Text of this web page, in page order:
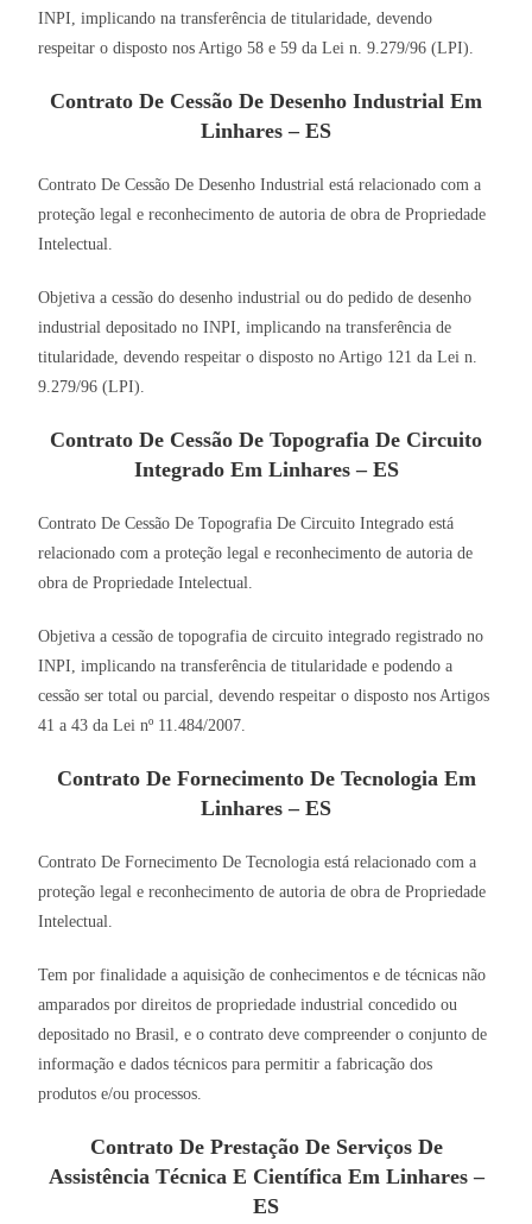
INPI, implicando na transferência de titularidade, devendo
respeitar o disposto nos Artigo 58 e 59 da Lei n. 9.279/96 (LPI).
Contrato De Cessão De Desenho Industrial Em
Linhares – ES
Contrato De Cessão De Desenho Industrial está relacionado com a
proteção legal e reconhecimento de autoria de obra de Propriedade
Intelectual.
Objetiva a cessão do desenho industrial ou do pedido de desenho
industrial depositado no INPI, implicando na transferência de
titularidade, devendo respeitar o disposto no Artigo 121 da Lei n.
9.279/96 (LPI).
Contrato De Cessão De Topografia De Circuito
Integrado Em Linhares – ES
Contrato De Cessão De Topografia De Circuito Integrado está
relacionado com a proteção legal e reconhecimento de autoria de
obra de Propriedade Intelectual.
Objetiva a cessão de topografia de circuito integrado registrado no
INPI, implicando na transferência de titularidade e podendo a
cessão ser total ou parcial, devendo respeitar o disposto nos Artigos
41 a 43 da Lei nº 11.484/2007.
Contrato De Fornecimento De Tecnologia Em
Linhares – ES
Contrato De Fornecimento De Tecnologia está relacionado com a
proteção legal e reconhecimento de autoria de obra de Propriedade
Intelectual.
Tem por finalidade a aquisição de conhecimentos e de técnicas não
amparados por direitos de propriedade industrial concedido ou
depositado no Brasil, e o contrato deve compreender o conjunto de
informação e dados técnicos para permitir a fabricação dos
produtos e/ou processos.
Contrato De Prestação De Serviços De
Assistência Técnica E Científica Em Linhares –
ES